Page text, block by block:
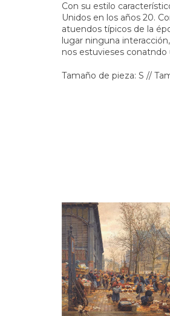
Con su estilo
Unidos en los años 20.
atuendos típicos de la
lugar ninguna
nos estuvieses conatndo
Tamaño de pieza: S //